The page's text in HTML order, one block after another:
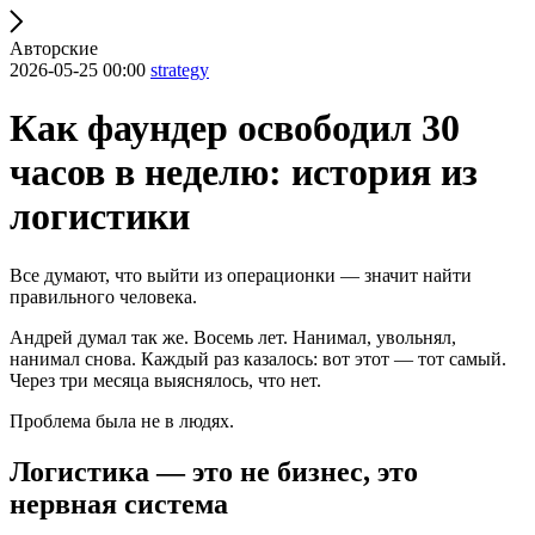
Авторские
2026-05-25 00:00 strategy
Как фаундер освободил 30
часов в неделю: история из
логистики
Все думают, что выйти из операционки — значит найти
правильного человека.
Андрей думал так же. Восемь лет. Нанимал, увольнял,
нанимал снова. Каждый раз казалось: вот этот — тот самый.
Через три месяца выяснялось, что нет.
Проблема была не в людях.
Логистика — это не бизнес, это
нервная система